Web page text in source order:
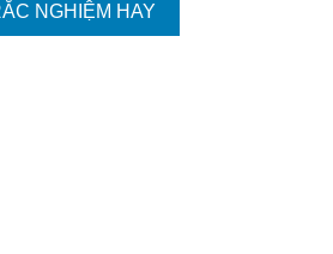
NGHIỆM HAY